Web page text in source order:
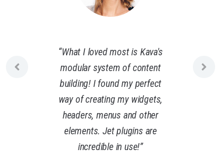
“What I loved most is Kava's
modular system of content
building! I found my perfect
way of creating my widgets,
headers, menus and other
elements. Jet plugins are
incredible in use!”